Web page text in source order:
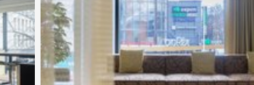
Katso kuva 3 / 6